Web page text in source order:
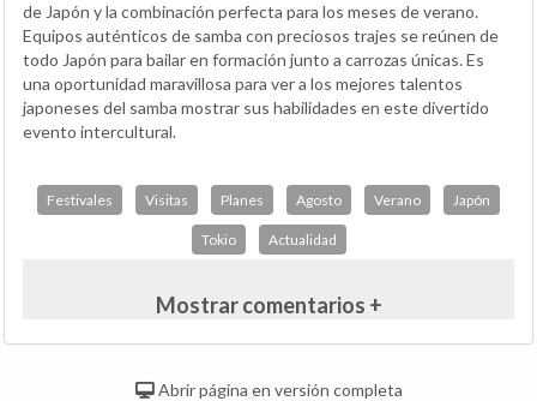
de Japón y la combinación perfecta para los meses de verano.
Equipos auténticos de samba con preciosos trajes se reúnen de
todo Japón para bailar en formación junto a carrozas únicas. Es
una oportunidad maravillosa para ver a los mejores talentos
japoneses del samba mostrar sus habilidades en este divertido
evento intercultural.
Festivales Visitas Planes Agosto Verano Japón
Tokio Actualidad
Mostrar comentarios +
Abrir página en versión completa